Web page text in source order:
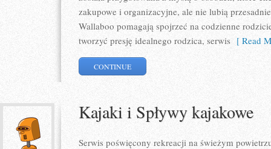
zakupowe i organizacyjne, ale nie lubią
Wallaboo pomagają spojrzeć na codzienne
tworzyć presję idealnego rodzica, serwis [ Read
CONTINUE
Kajaki i Spływy kajakowe
Serwis poświęcony rekreacji na świeżym